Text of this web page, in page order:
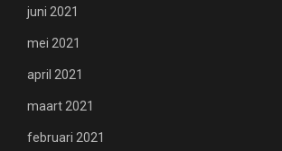
juni 2021
mei 2021
april 2021
maart 2021
februari 2021